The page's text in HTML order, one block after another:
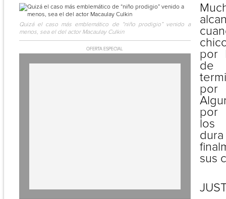
Quizá el caso más emblemático de “niño prodigio” venido a
menos, sea el del actor Macaulay Culkin
OFERTA ESPECIAL por
de
por
por
los
sus